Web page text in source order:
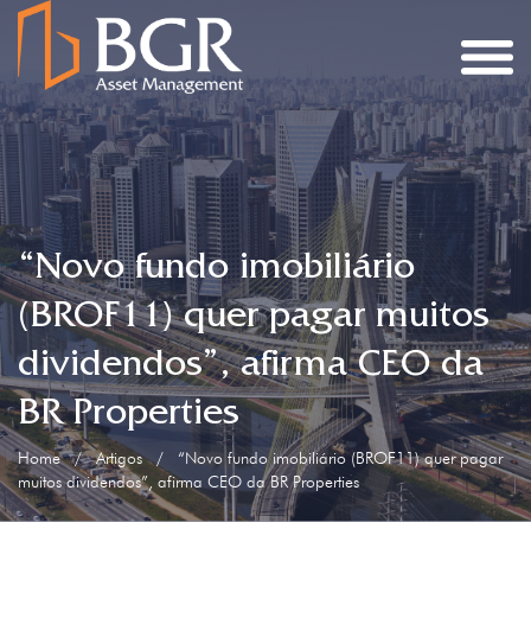
“Novo fundo imobiliário
(BROF11) quer pagar muitos
dividendos”, afirma CEO da
BR Properties
Home / Artigos /
“Novo fundo imobiliário (BROF11) quer pagar
muitos dividendos”, afirma CEO da BR Properties